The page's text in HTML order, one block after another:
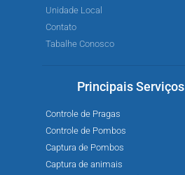
Unidade Local
Contato
Tabalhe Conosco
Principais Serviços
Controle de Pragas
Controle de Pombos
Captura de Pombos
Captura de animais